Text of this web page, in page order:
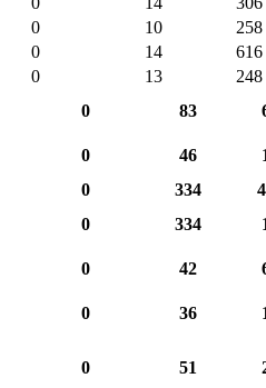
0 10
258
0 14
616
0 13
248
0 83
0 46
0 334
0 334
0 42
0 36
0 51